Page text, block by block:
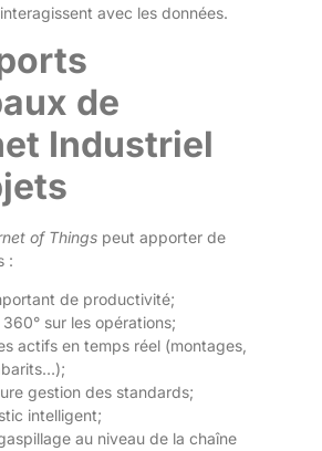
avec les données.
de
Industriel
of Things peut apporter de
:
de productivité;
sur les opérations;
actifs en temps réel (montages,
gestion des standards;
intelligent;
au niveau de la chaîne